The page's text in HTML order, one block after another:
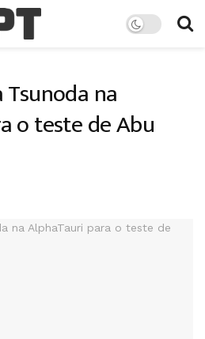
na
o teste de Abu